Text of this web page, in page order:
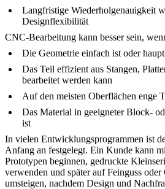
Langfristige Wiederholgenauigkeit
Designflexibilität
CNC-Bearbeitung kann besser sein,
Die Geometrie einfach ist oder
Das Teil effizient aus Stangen,
bearbeitet werden kann
Auf den meisten Oberflächen enge
Das Material in geeigneter Block-
ist
In vielen Entwicklungsprogrammen ist
Anfang an festgelegt. Ein Kunde kann
Prototypen beginnen, gedruckte
verwenden und später auf Feinguss
umsteigen, nachdem Design und